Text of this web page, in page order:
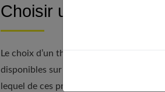
Choisir un bon
Le choix d’un thermomètre frontal n’est
disponibles sur le marché, il n’est pas si
lequel de ces produits vous voulez